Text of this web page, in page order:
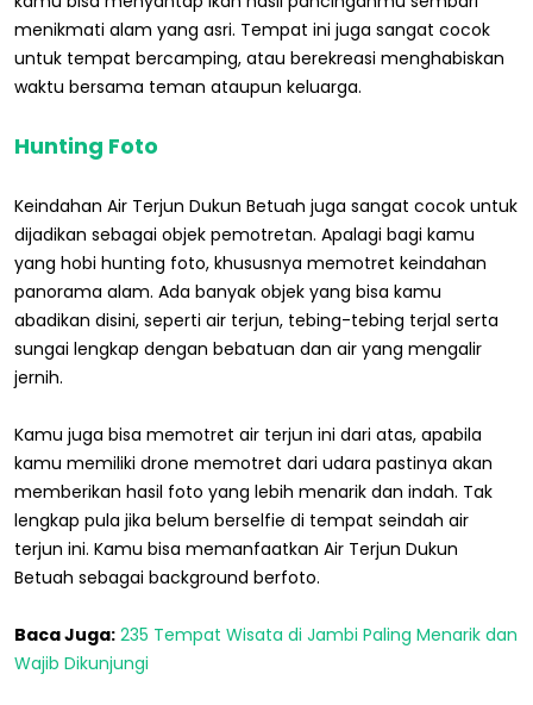
menikmati alam yang asri. Tempat ini juga sangat cocok
untuk tempat bercamping, atau berekreasi menghabiskan
waktu bersama teman ataupun keluarga.
Hunting Foto
Keindahan Air Terjun Dukun Betuah juga sangat cocok untuk
dijadikan sebagai objek pemotretan. Apalagi bagi kamu
yang hobi hunting foto, khususnya memotret keindahan
panorama alam. Ada banyak objek yang bisa kamu
abadikan disini, seperti air terjun, tebing-tebing terjal serta
sungai lengkap dengan bebatuan dan air yang mengalir
jernih.
Kamu juga bisa memotret air terjun ini dari atas, apabila
kamu memiliki drone memotret dari udara pastinya akan
memberikan hasil foto yang lebih menarik dan indah. Tak
lengkap pula jika belum berselfie di tempat seindah air
terjun ini. Kamu bisa memanfaatkan Air Terjun Dukun
Betuah sebagai background berfoto.
Baca Juga: 235 Tempat Wisata di Jambi Paling Menarik dan
Wajib Dikunjungi